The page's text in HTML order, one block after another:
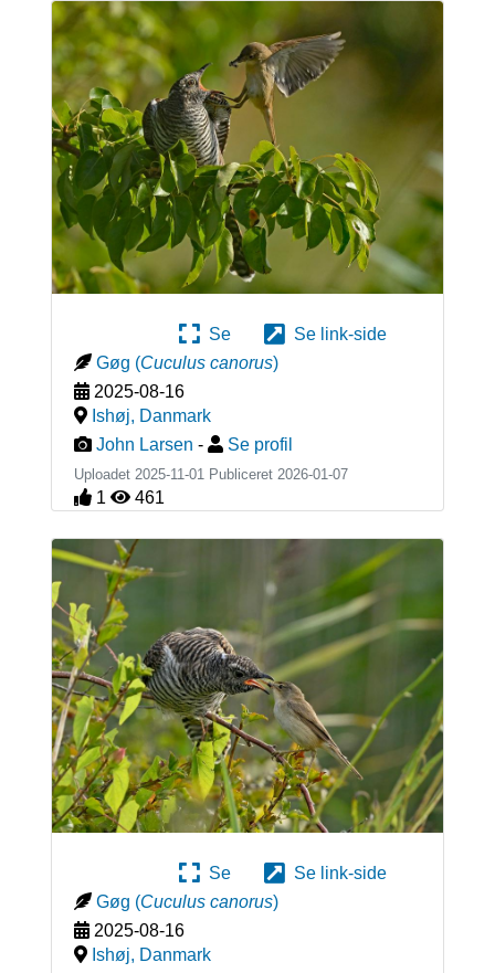
Se
Se link-side
Gøg (Cuculus canorus)
2025-08-16
Ishøj, Danmark
John Larsen - Se profil
Uploadet 2025-11-01 Publiceret 2026-01-07
1 461
Se
Se link-side
Gøg (Cuculus canorus)
2025-08-16
Ishøj, Danmark